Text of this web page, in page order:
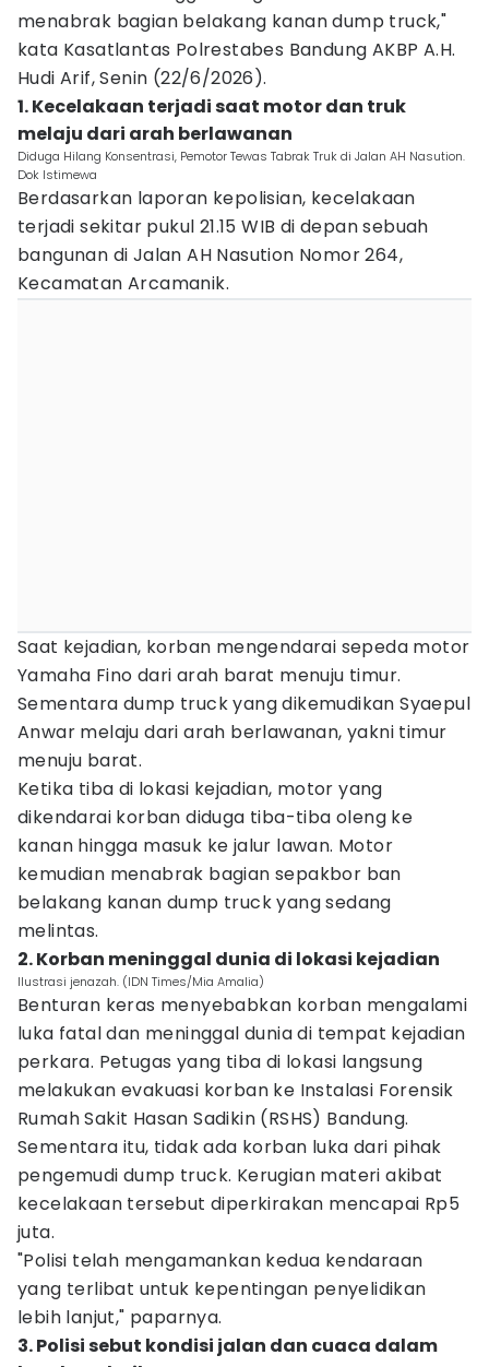
menabrak bagian belakang kanan dump truck,"
kata Kasatlantas Polrestabes Bandung AKBP A.H.
Hudi Arif, Senin (22/6/2026).
1. Kecelakaan terjadi saat motor dan truk
melaju dari arah berlawanan
Diduga Hilang Konsentrasi, Pemotor Tewas Tabrak Truk di Jalan AH Nasution.
Dok Istimewa
Berdasarkan laporan kepolisian, kecelakaan
terjadi sekitar pukul 21.15 WIB di depan sebuah
bangunan di Jalan AH Nasution Nomor 264,
Kecamatan Arcamanik.
Saat kejadian, korban mengendarai sepeda motor
Yamaha Fino dari arah barat menuju timur.
Sementara dump truck yang dikemudikan Syaepul
Anwar melaju dari arah berlawanan, yakni timur
menuju barat.
Ketika tiba di lokasi kejadian, motor yang
dikendarai korban diduga tiba-tiba oleng ke
kanan hingga masuk ke jalur lawan. Motor
kemudian menabrak bagian sepakbor ban
belakang kanan dump truck yang sedang
melintas.
2. Korban meninggal dunia di lokasi kejadian
Ilustrasi jenazah. (IDN Times/Mia Amalia)
Benturan keras menyebabkan korban mengalami
luka fatal dan meninggal dunia di tempat kejadian
perkara. Petugas yang tiba di lokasi langsung
melakukan evakuasi korban ke Instalasi Forensik
Rumah Sakit Hasan Sadikin (RSHS) Bandung.
Sementara itu, tidak ada korban luka dari pihak
pengemudi dump truck. Kerugian materi akibat
kecelakaan tersebut diperkirakan mencapai Rp5
juta.
"Polisi telah mengamankan kedua kendaraan
yang terlibat untuk kepentingan penyelidikan
lebih lanjut," paparnya.
3. Polisi sebut kondisi jalan dan cuaca dalam